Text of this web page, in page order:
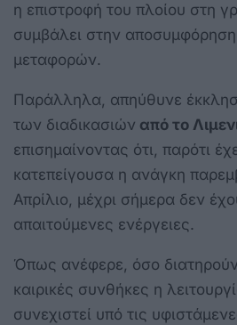
η επιστροφή του πλοίου στη
συμβάλει στην αποσυμφόρηση
μεταφορών.
Παράλληλα, απηύθυνε
των διαδικασιών από το
επισημαίνοντας ότι, παρότι
κατεπείγουσα η ανάγκη
Απρίλιο, μέχρι σήμερα δεν
απαιτούμενες ενέργειες.
Όπως ανέφερε, όσο
καιρικές συνθήκες η
συνεχιστεί υπό τις